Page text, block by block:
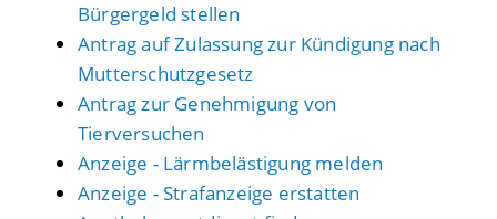
Bürgergeld stellen
Antrag auf Zulassung zur Kündigung nach
Mutterschutzgesetz
Antrag zur Genehmigung von
Tierversuchen
Anzeige - Lärmbelästigung melden
Anzeige - Strafanzeige erstatten